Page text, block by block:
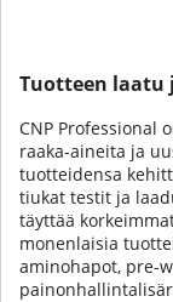
Tuotteen laatu
CNP Professional
raaka-aineita ja
tuotteidensa
tiukat testit ja
täyttää
monenlaisia
aminohapot, pre-